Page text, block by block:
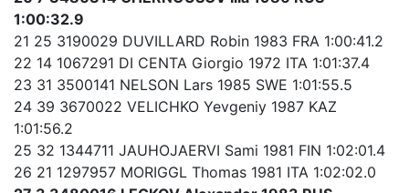
1:00:32.9
21 25 3190029 DUVILLARD Robin 1983 FRA 1:00:41.2
22 14 1067291 DI CENTA Giorgio 1972 ITA 1:01:37.4
23 31 3500141 NELSON Lars 1985 SWE 1:01:55.5
24 39 3670022 VELICHKO Yevgeniy 1987 KAZ
1:01:56.2
25 32 1344711 JAUHOJAERVI Sami 1981 FIN 1:02:01.4
26 21 1297957 MORIGGL Thomas 1981 ITA 1:02:02.0